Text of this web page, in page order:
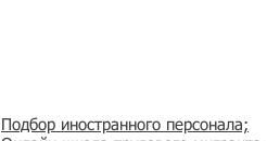
Подбор иностранного персонала;